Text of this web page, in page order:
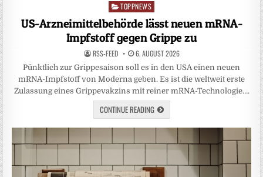
Posted
in
TOPPNEWS
US-Arzneimittelbehörde lässt neuen mRNA-
Impfstoff gegen Grippe zu
RSS-FEED 6. AUGUST 2026
Pünktlich zur Grippesaison soll es in den USA einen neuen
mRNA-Impfstoff von Moderna geben. Es ist die weltweit erste
Zulassung eines Grippevakzins mit reiner mRNA-Technologie….
CONTINUE READING